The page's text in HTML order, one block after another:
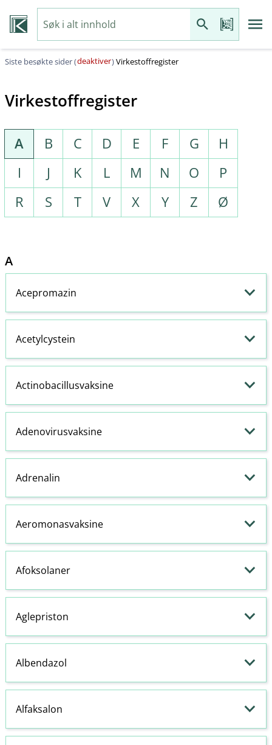
Siste besøkte sider (deaktiver)Virkestoffregister
Virkestoffregister
A B C D E F G
H
I
J K L M N O
P
R
S T V X Y Z Ø
A
Acepromazin
Acetylcystein
Actinobacillusvaksine
Adenovirusvaksine
Adrenalin
Aeromonasvaksine
Afoksolaner
Aglepriston
Albendazol
Alfaksalon